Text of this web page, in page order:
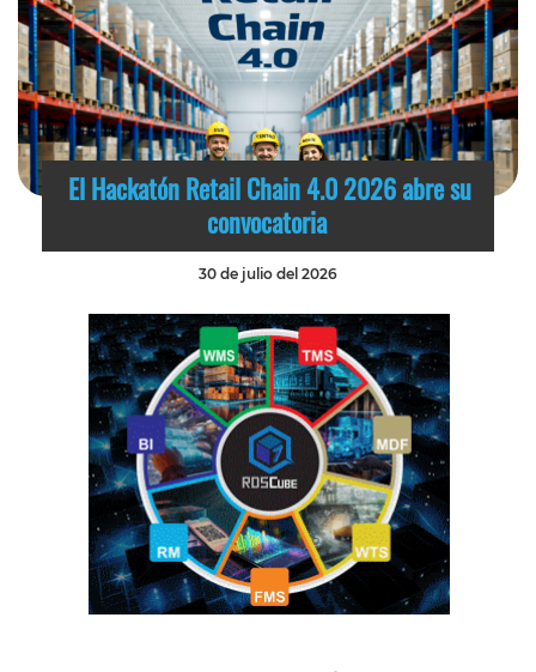
El Hackatón Retail Chain 4.0 2026 abre su
convocatoria
30 de julio del 2026